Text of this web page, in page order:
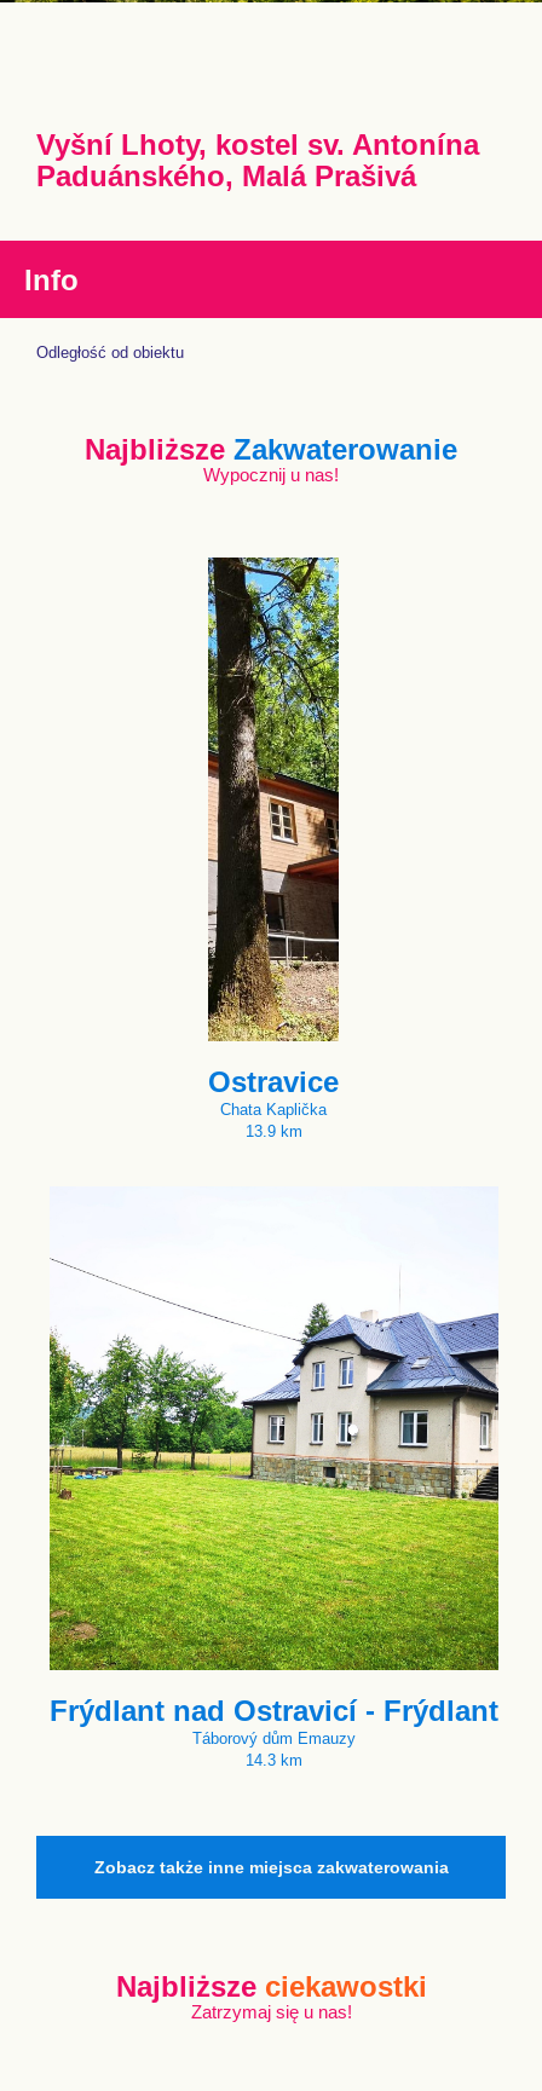
Vyšní Lhoty, kostel sv. Antonína
Paduánského, Malá Prašivá
Info
Odległość od obiektu
Najbliższe Zakwaterowanie
Wypocznij u nas!
Ostravice
Chata Kaplička
13.9 km
Frýdlant nad Ostravicí - Frýdlant
Táborový dům Emauzy
14.3 km
Zobacz także inne miejsca zakwaterowania
Najbliższe ciekawostki
Zatrzymaj się u nas!